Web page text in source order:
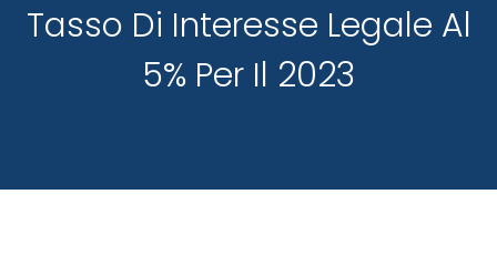
Tasso Di Interesse Legale Al
5% Per Il 2023